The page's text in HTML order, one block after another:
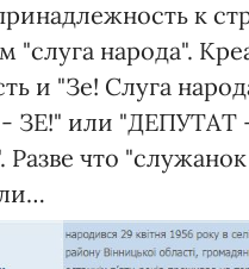
к
"слуга народа".
и "Зе! Слуга
ЗЕ!" или "ДЕПУТАТ
что